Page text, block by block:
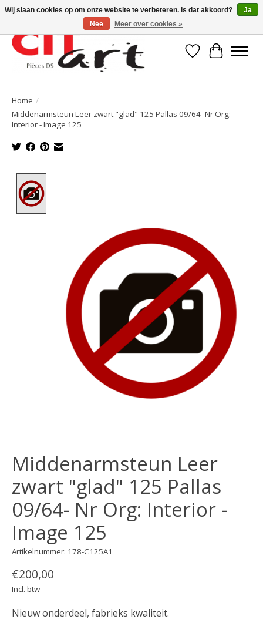
Verlanglijst
Home /
Middenarmsteun Leer zwart "glad" 125 Pallas 09/64- Nr Org:
Interior - Image 125
Middenarmsteun Leer
zwart "glad" 125 Pallas
09/64- Nr Org: Interior -
Image 125
Artikelnummer: 178-C125A1
€200,00
Incl. btw
Nieuw onderdeel, fabrieks kwaliteit.
Wij slaan cookies op om onze website te verbeteren. Is dat akkoord?
Ja
Nee
Meer over cookies »